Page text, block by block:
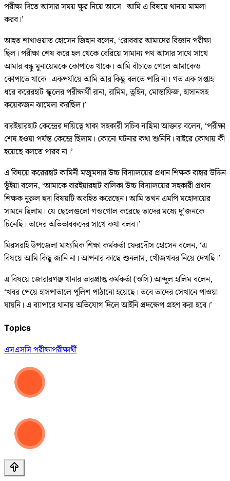
পরীক্ষা দিতে আসার সময় ক্ষুর নিয়ে আসে। আমি এ বিষয়ে থানায় মামলা
করব।’
আহত শাখাওয়াত হোসেন জিহান বলেন, ‘রোববার আমাদের বিজ্ঞান পরীক্ষা
ছিল। পরীক্ষা শেষ করে হল থেকে বেরিয়ে সামান্য পথ আসার সাথে সাথে
আমার বন্ধু মুনায়েমকে কোপাতে থাকে। আমি বাঁচাতে গেলে আমাকেও
কোপাতে থাকে। একপর্যায়ে আমি আর কিছু বলতে পারি না। গত এক সপ্তাহ
ধরে করেরহাট স্কুলের পরীক্ষার্থী রানা, রামিম, তুহিন, মোস্তাফিজ, হাসানসহ
কয়েকজন ঝামেলা করছিল।’
বারইয়ারহাট কেন্দ্রের দায়িত্বে থাকা সহকারী সচিব নাছিমা আক্তার বলেন, ‘পরীক্ষা
শেষ হওয়া পর্যন্ত কেন্দ্রে ছিলাম। কোনো ঘটনার কথা শুনিনি। বাইরে কোথায় কী
হয়েছে বলতে পারব না।’
এ বিষয়ে করেরহাট কামিনী মজুমদার উচ্চ বিদ্যালয়ের প্রধান শিক্ষক বাহার উদ্দিন
ভূঁইয়া বলেন, ‘আমাকে বারইয়ারহাট বালিকা উচ্চ বিদ্যালয়ের সহকারী প্রধান
শিক্ষক নুরুল হুদা বিষয়টি অবহিত করেছেন। আমি তখন এমপি মহোদায়ের
সামনে ছিলাম। যে ছেলেগুলো গন্ডগোল করেছে তাদের মধ্যে দু’জনকে
চিনেছি। তাদের অভিভাবকদের সাথে কথা বলব।’
মিরসরাই উপজেলা মাধ্যমিক শিক্ষা কর্মকর্তা ফেরদৌস হোসেন বলেন, ‘এ
বিষয়ে আমি কিছু জানি না। আপনার কাছে শুনলাম, খোঁজখবর নিয়ে দেখছি।’
এ বিষয়ে জোরারগঞ্জ থানার ভারপ্রাপ্ত কর্মকর্তা (ওসি) আব্দুল হালিম বলেন,
‘খবর পেয়ে হাসপাতালে পুলিশ পাঠানো হয়েছে। তবে তাদের সেখানে পাওয়া
যায়নি। এ ব্যাপারে থানায় অভিযোগ দিলে আইনি প্রদক্ষেপ গ্রহণ করা হবে।’
Topics
এসএসসি পরীক্ষাপরীক্ষার্থী